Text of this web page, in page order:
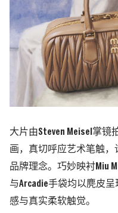
大片由Steven Meisel掌
画，真切呼应艺术笔触
品牌理念。巧妙映衬Miu
与Arcadie手袋均以麂皮
感与真实柔软触觉。